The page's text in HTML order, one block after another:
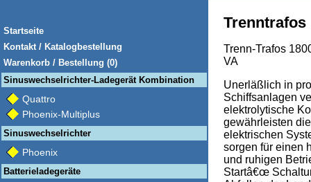
Startseite
Kontakt / Katalogbestellung
Warenkorb / Bestellung (0)
Sinuswechselrichter-Ladegerät Kombination
Quattro
Phoenix-Multiplus
Sinuswechselrichter
Phoenix
Batterieladegeräte
Trenntrafos
Trenn-Trafos
VA
Unerläßlich in
Schiffsanlagen
elektrolytische
gewährleisten
elektrischen
sorgen für einen
und ruhigen
Startâ€œ